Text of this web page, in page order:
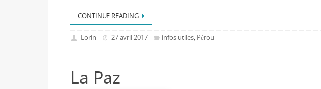
CONTINUE READING
Lorin 27 avril 2017 infos utiles, Pérou
La Paz